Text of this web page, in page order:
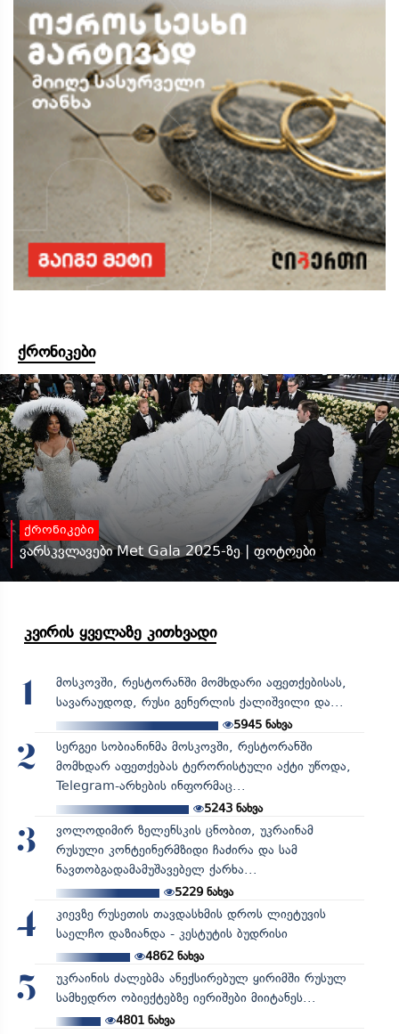
ქრონიკები
ქრონიკები
ვარსკვლავები Met Gala 2025-ზე | ფოტოები
კვირის ყველაზე კითხვადი
1
მოსკოვში, რესტორანში მომხდარი აფეთქებისას,
სავარაუდოდ, რუსი გენერლის ქალიშვილი და...
5945 ნახვა
2
სერგეი სობიანინმა მოსკოვში, რესტორანში
მომხდარ აფეთქებას ტერორისტული აქტი უწოდა,
Telegram-არხების ინფორმაც...
5243ნახვა
3
ვოლოდიმირ ზელენსკის ცნობით, უკრაინამ
რუსული კონტეინერმზიდი ჩაძირა და სამ
ნავთობგადამამუშავებელ ქარხა...
5229ნახვა
4
კიევზე რუსეთის თავდასხმის დროს ლიეტუვის
საელჩო დაზიანდა - კესტუტის ბუდრისი
4862ნახვა
5
უკრაინის ძალებმა ანექსირებულ ყირიმში რუსულ
სამხედრო ობიექტებზე იერიშები მიიტანეს...
4801ნახვა